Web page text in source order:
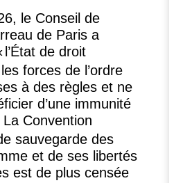
le Conseil de
de Paris a
l’État de droit
forces de l’ordre
à des règles et ne
d’une immunité
La Convention
sauvegarde des
et de ses libertés
est de plus censée